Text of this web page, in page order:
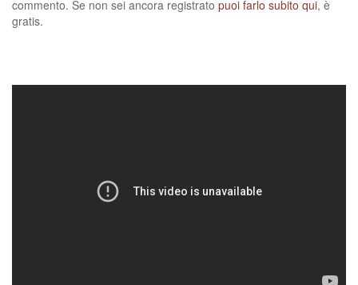
commento. Se non sei ancora registrato puoi farlo subito qui, è
gratis.